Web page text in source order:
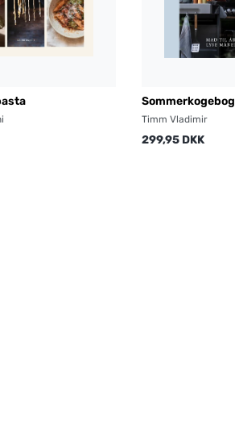
Sommerkogebog
Timm Vladimir
299,95 DKK